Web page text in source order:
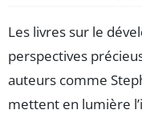
Les livres sur le
perspectives
auteurs comme
mettent en lumière